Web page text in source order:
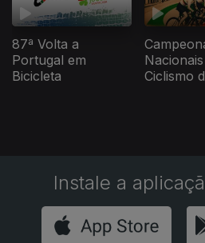
87ª Volta a
Portugal em
Bicicleta
Ciclismo
Instale a